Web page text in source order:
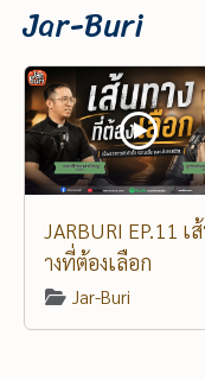
Jar-Buri
JARBURI EP.11 เ
างที่ต้องเลือก
Jar-Buri